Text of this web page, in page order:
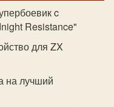
c
Resistance"
для ZX
на лучший